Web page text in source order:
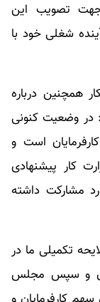
جهت تصویب این
شغلی خود با
همچنین درباره
در وضعیت کنونی
است و
کار پیشنهادی
مشارکت داشته
تکمیلی ما در
و سپس مجلس